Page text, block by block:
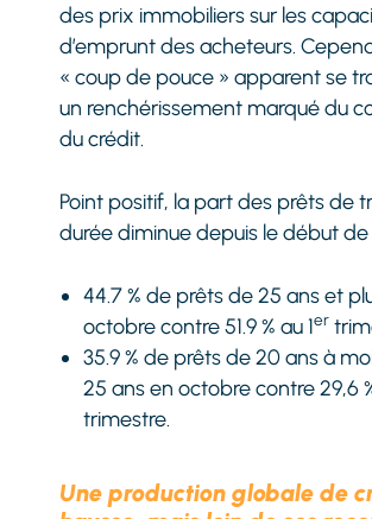
des prix immobiliers sur les
d’emprunt des acheteurs.
« coup de pouce » apparent se
un renchérissement marqué du
du crédit.
Point positif, la part des prêts de
durée diminue depuis le début de
44.7 % de prêts de 25 ans et
octobre contre 51.9 % au 1er
35.9 % de prêts de 20 ans à
25 ans en octobre contre 29,6
trimestre.
Une production globale de